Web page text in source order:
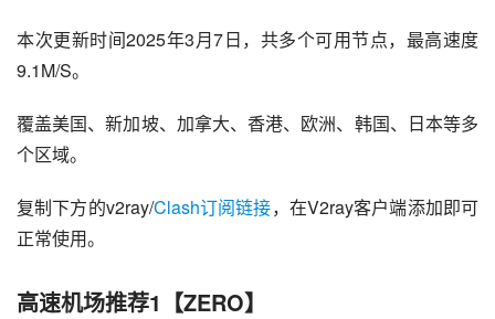
本次更新时间2025年3月7日，共多个可用节点，最高速度
9.1M/S。
覆盖美国、新加坡、加拿大、香港、欧洲、韩国、日本等多
个区域。
复制下方的v2ray/Clash订阅链接，在V2ray客户端添加即可
正常使用。
高速机场推荐1【ZERO】